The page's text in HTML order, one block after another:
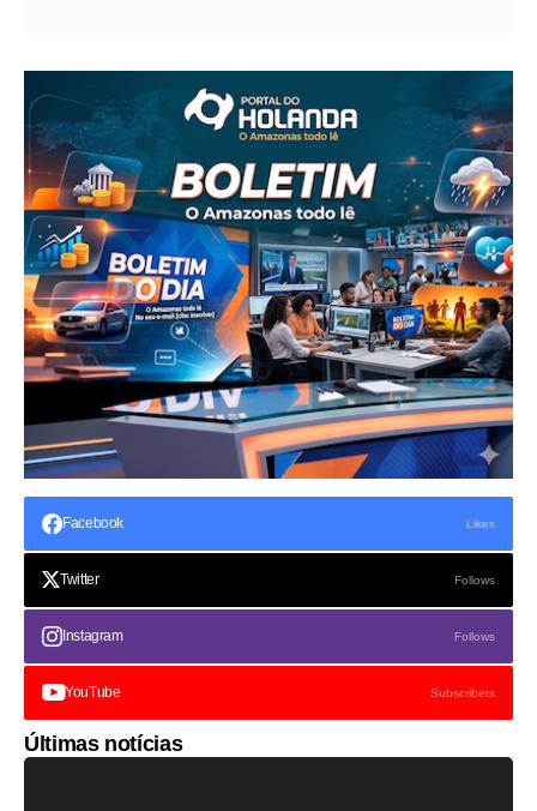
Facebook Likes
Twitter Follows
Instagram Follows
YouTube Subscribers
Últimas notícias